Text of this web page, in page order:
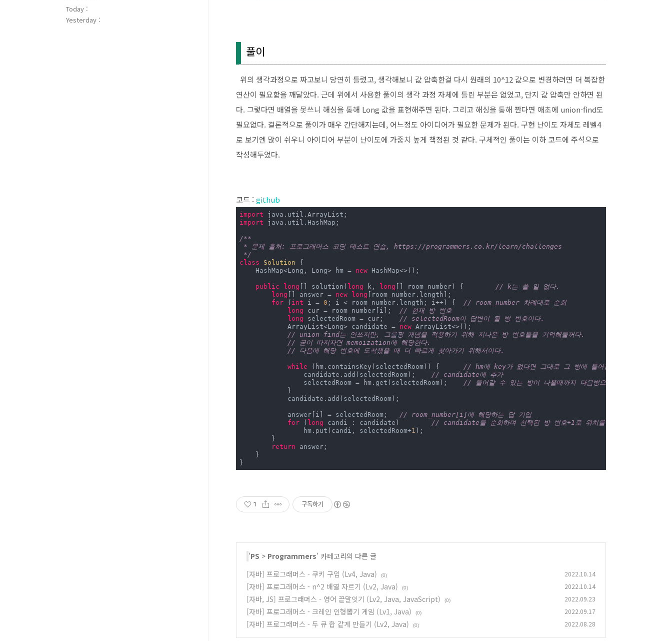
int cur = getCompNum(room_number[i]);
            union(cur, cur+
1 );
        }
return answer;
    }
}
풀이
위의 생각과정으로 짜고보니 당연히 틀렸고, 생각해보니 값 압축한걸 다시 원래의 10^12 값으로 변경하려면 더 복잡한
연산이 필요함을 깨달았다. 근데 위에서 사용한 풀이의 생각 과정 자체에 틀린 부분은 없었고, 단지 값 압축만 안하면 된
다. 그렇다면 배열을 못쓰니 해싱을 통해 Long 값을 표현해주면 된다. 그리고 해싱을 통해 짠다면 애초에 union-find도
필요없다. 결론적으로 풀이가 매우 간단해지는데, 어느정도 아이디어가 필요한 문제가 된다. 구현 난이도 자체도 레벨4
로 보기엔 많이 쉬우니 아이디어 부분이 난이도에 가중치 높게 책정된 것 같다. 구체적인 풀이는 이하 코드에 주석으로
작성해두었다.
코드 : github
import
import java.util.HashMap;
/**
* 문제 출처: 프로그래머스 코딩 테스트 연습, https://programmers.co.kr/learn/challenges
*/
class
Solution
{
    HashMap<Long, Long> hm =
new HashMap<>();
public long [] solution( long k, long
// k는 쓸 일 없다.
long [] answer = new long [room_number.length];
for ( int i = 0
// room_number 차례대로 순회
long
// 현재 방 번호
long
// selectedRoom이 답변이 될 방 번호이다.
            ArrayList<Long> candidate =
new ArrayList<>();
// union-find는 안쓰지만, 그룹핑 개념을 적용하기 위해 지나온 방 번호들을 기억해둘꺼다.
// 굳이 따지자면 memoization에 해당한다.
// 다음에 해당 번호에 도착했을 때 더 빠르게 찾아가기 위해서이다.
while
// hm에 key가 없다면 그대로 그 방에 들어갈 수 있고, 존재한
// candidate에 추가
// 들어갈 수 있는 방이 나올때까지 다음방으로 이동
            }
            candidate.add(selectedRoom);
// room_number[i]에 해당하는 답 기입
for ( long
// candidate들 순회하며 선택된 방 번호+1로 위치를 바꿔준다.
                hm.put(candi, selectedRoom+
1 );
        }
return answer;
    }
}
1 구독하기
'PS > Programmers' 카테고리의 다른 글
[자바] 프로그래머스 - 쿠키 구입 (Lv4, Java)
(0) 2022.10.14
[자바] 프로그래머스 - n^2 배열 자르기 (Lv2, Java) (0) 2022.10.14
[자바, JS] 프로그래머스 - 영어 끝말잇기 (Lv2, Java, JavaScript) (0) 2022.09.23
[자바] 프로그래머스 - 크레인 인형뽑기 게임 (Lv1, Java) (0) 2022.09.17
[자바] 프로그래머스 - 두 큐 합 같게 만들기 (Lv2, Java) (0) 2022.08.28
Today :
Yesterday :